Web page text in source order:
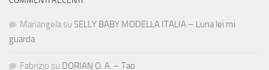
Mariangela su SELLY BABY MODELLA ITALIA – Luna lei mi
guarda
Fabrizio su DORIAN O. A. – Tao